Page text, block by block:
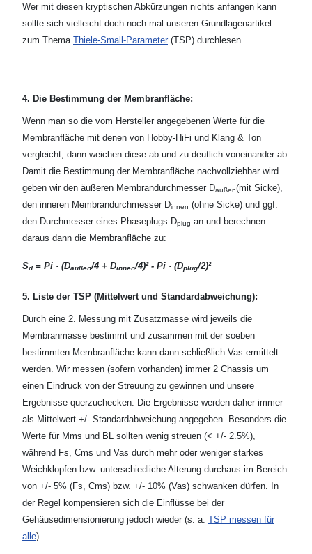
Wer mit diesen kryptischen Abkürzungen nichts anfangen kann
sollte sich vielleicht doch noch mal unseren Grundlagenartikel
zum Thema Thiele-Small-Parameter (TSP) durchlesen . . .
4. Die Bestimmung der Membranfläche:
Wenn man so die vom Hersteller angegebenen Werte für die
Membranfläche mit denen von Hobby-HiFi und Klang & Ton
vergleicht, dann weichen diese ab und zu deutlich voneinander ab.
Damit die Bestimmung der Membranfläche nachvollziehbar wird
geben wir den äußeren Membrandurchmesser Daußen(mit Sicke),
den inneren Membrandurchmesser Dinnen (ohne Sicke) und ggf.
den Durchmesser eines Phaseplugs Dplug an und berechnen
daraus dann die Membranfläche zu:
Sd= Pi · (Daußen/4 + Dinnen/4)² - Pi · (Dplug/2)²
5. Liste der TSP (Mittelwert und Standardabweichung):
Durch eine 2. Messung mit Zusatzmasse wird jeweils die
Membranmasse bestimmt und zusammen mit der soeben
bestimmten Membranfläche kann dann schließlich Vas ermittelt
werden. Wir messen (sofern vorhanden) immer 2 Chassis um
einen Eindruck von der Streuung zu gewinnen und unsere
Ergebnisse querzuchecken. Die Ergebnisse werden daher immer
als Mittelwert +/- Standardabweichung angegeben. Besonders die
Werte für Mms und BL sollten wenig streuen (< +/- 2.5%),
während Fs, Cms und Vas durch mehr oder weniger starkes
Weichklopfen bzw. unterschiedliche Alterung durchaus im Bereich
von +/- 5% (Fs, Cms) bzw. +/- 10% (Vas) schwanken dürfen. In
der Regel kompensieren sich die Einflüsse bei der
Gehäusedimensionierung jedoch wieder (s. a. TSP messen für
alle).